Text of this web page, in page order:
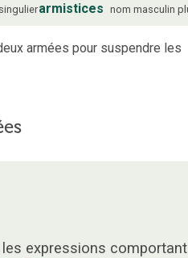
singulierarmistices nom masculin
armées pour suspendre les
expressions